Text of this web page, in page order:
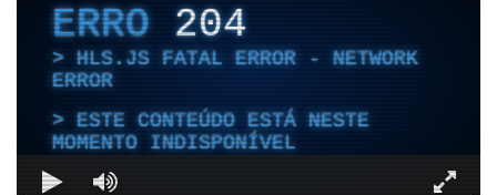
ERRO204
HLS.JS FATAL ERROR - NETWORK
ERROR
ESTE CONTEÚDO ESTÁ NESTE
MOMENTO INDISPONÍVEL